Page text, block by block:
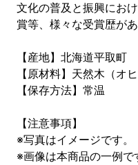
文化の普及と振興にお
賞等、様々な受賞歴があ
【産地】北海道平取町
【原材料】天然木（オ
【保存方法】常温
【注意事項】
※写真はイメージです。
※画像は本商品の一例